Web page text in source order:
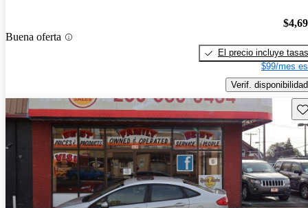
Buena oferta
El precio incluye tasas
$99/mes
Verif. disponibilidad